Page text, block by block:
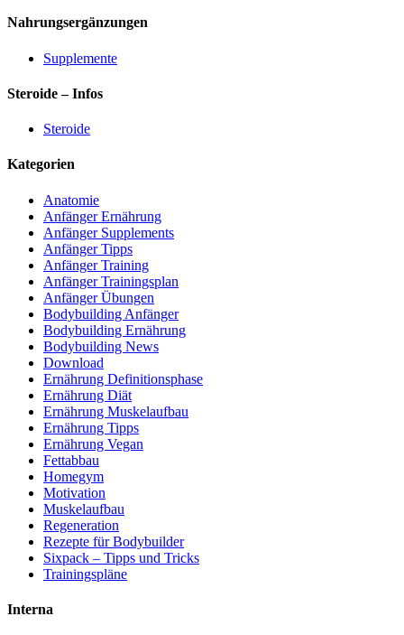
Nahrungsergänzungen
Supplemente
Steroide – Infos
Steroide
Kategorien
Anatomie
Anfänger Ernährung
Anfänger Supplements
Anfänger Tipps
Anfänger Training
Anfänger Trainingsplan
Anfänger Übungen
Bodybuilding Anfänger
Bodybuilding Ernährung
Bodybuilding News
Download
Ernährung Definitionsphase
Ernährung Diät
Ernährung Muskelaufbau
Ernährung Tipps
Ernährung Vegan
Fettabbau
Homegym
Motivation
Muskelaufbau
Regeneration
Rezepte für Bodybuilder
Sixpack – Tipps und Tricks
Trainingspläne
Interna